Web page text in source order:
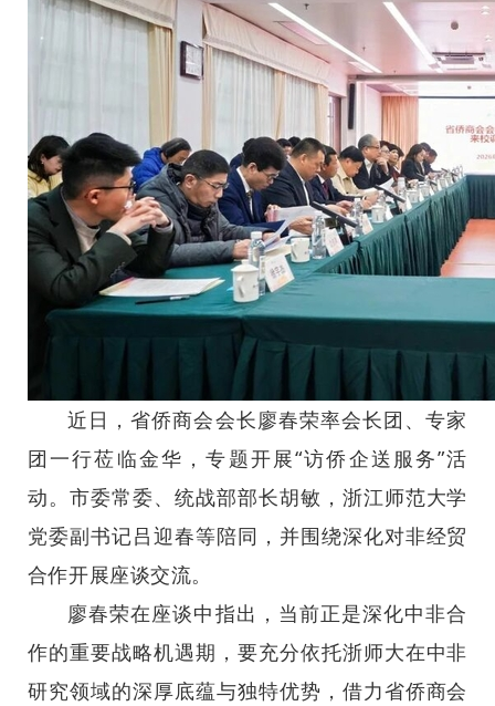
近日，省侨商会会长廖春荣率会长团、专家
团一行莅临金华，专题开展“访侨企送服务”活
动。市委常委、统战部部长胡敏，浙江师范大学
党委副书记吕迎春等陪同，并围绕深化对非经贸
合作开展座谈交流。
廖春荣在座谈中指出，当前正是深化中非合
作的重要战略机遇期，要充分依托浙师大在中非
研究领域的深厚底蕴与独特优势，借力省侨商会